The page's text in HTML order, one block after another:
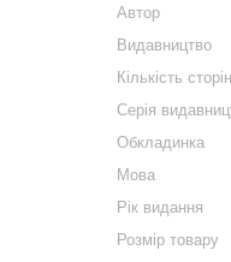
Автор
Видавництво
Кількість
Серія
Обкладинка
Мова
Рік видання
Розмір товару